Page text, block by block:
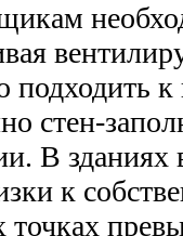
подходить
стен-
В зданиях
к
точках